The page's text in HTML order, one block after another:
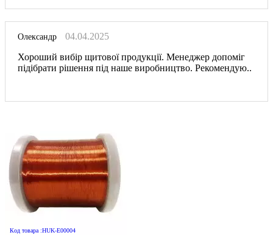
Олександр
04.04.2025
Хороший вибір щитової продукції. Менеджер допоміг
підібрати рішення під наше виробництво. Рекомендую..
Код товара :HUK-E00004